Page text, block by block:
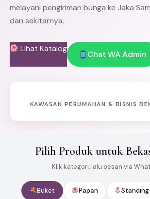
melayani pengiriman bunga ke Jaka
dan sekitarnya.
Lihat Katalog
Chat WA Admin
KAWASAN PERUMAHAN & BISNIS
Pilih Produk untuk
Klik kategori, lalu pesan via
Buket Papan Standing